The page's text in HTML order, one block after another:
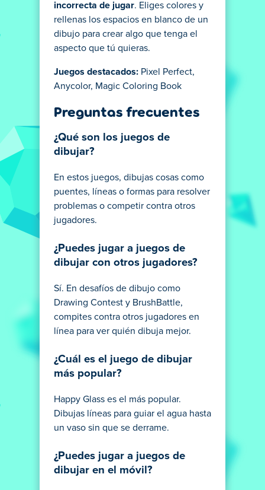
incorrecta de jugar. Eliges colores y
rellenas los espacios en blanco de un
dibujo para crear algo que tenga el
aspecto que tú quieras.
Juegos destacados: Pixel Perfect,
Anycolor, Magic Coloring Book
Preguntas frecuentes
¿Qué son los juegos de
dibujar?
En estos juegos, dibujas cosas como
puentes, líneas o formas para resolver
problemas o competir contra otros
jugadores.
¿Puedes jugar a juegos de
dibujar con otros jugadores?
Sí. En desafíos de dibujo como
Drawing Contest y BrushBattle,
compites contra otros jugadores en
línea para ver quién dibuja mejor.
¿Cuál es el juego de dibujar
más popular?
Happy Glass es el más popular.
Dibujas líneas para guiar el agua hasta
un vaso sin que se derrame.
¿Puedes jugar a juegos de
dibujar en el móvil?